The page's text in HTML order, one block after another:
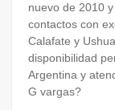
nuevo de 2010
contactos con
Calafate y
disponibilidad
Argentina y
G vargas?